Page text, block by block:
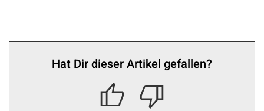
Hat Dir dieser Artikel gefallen?